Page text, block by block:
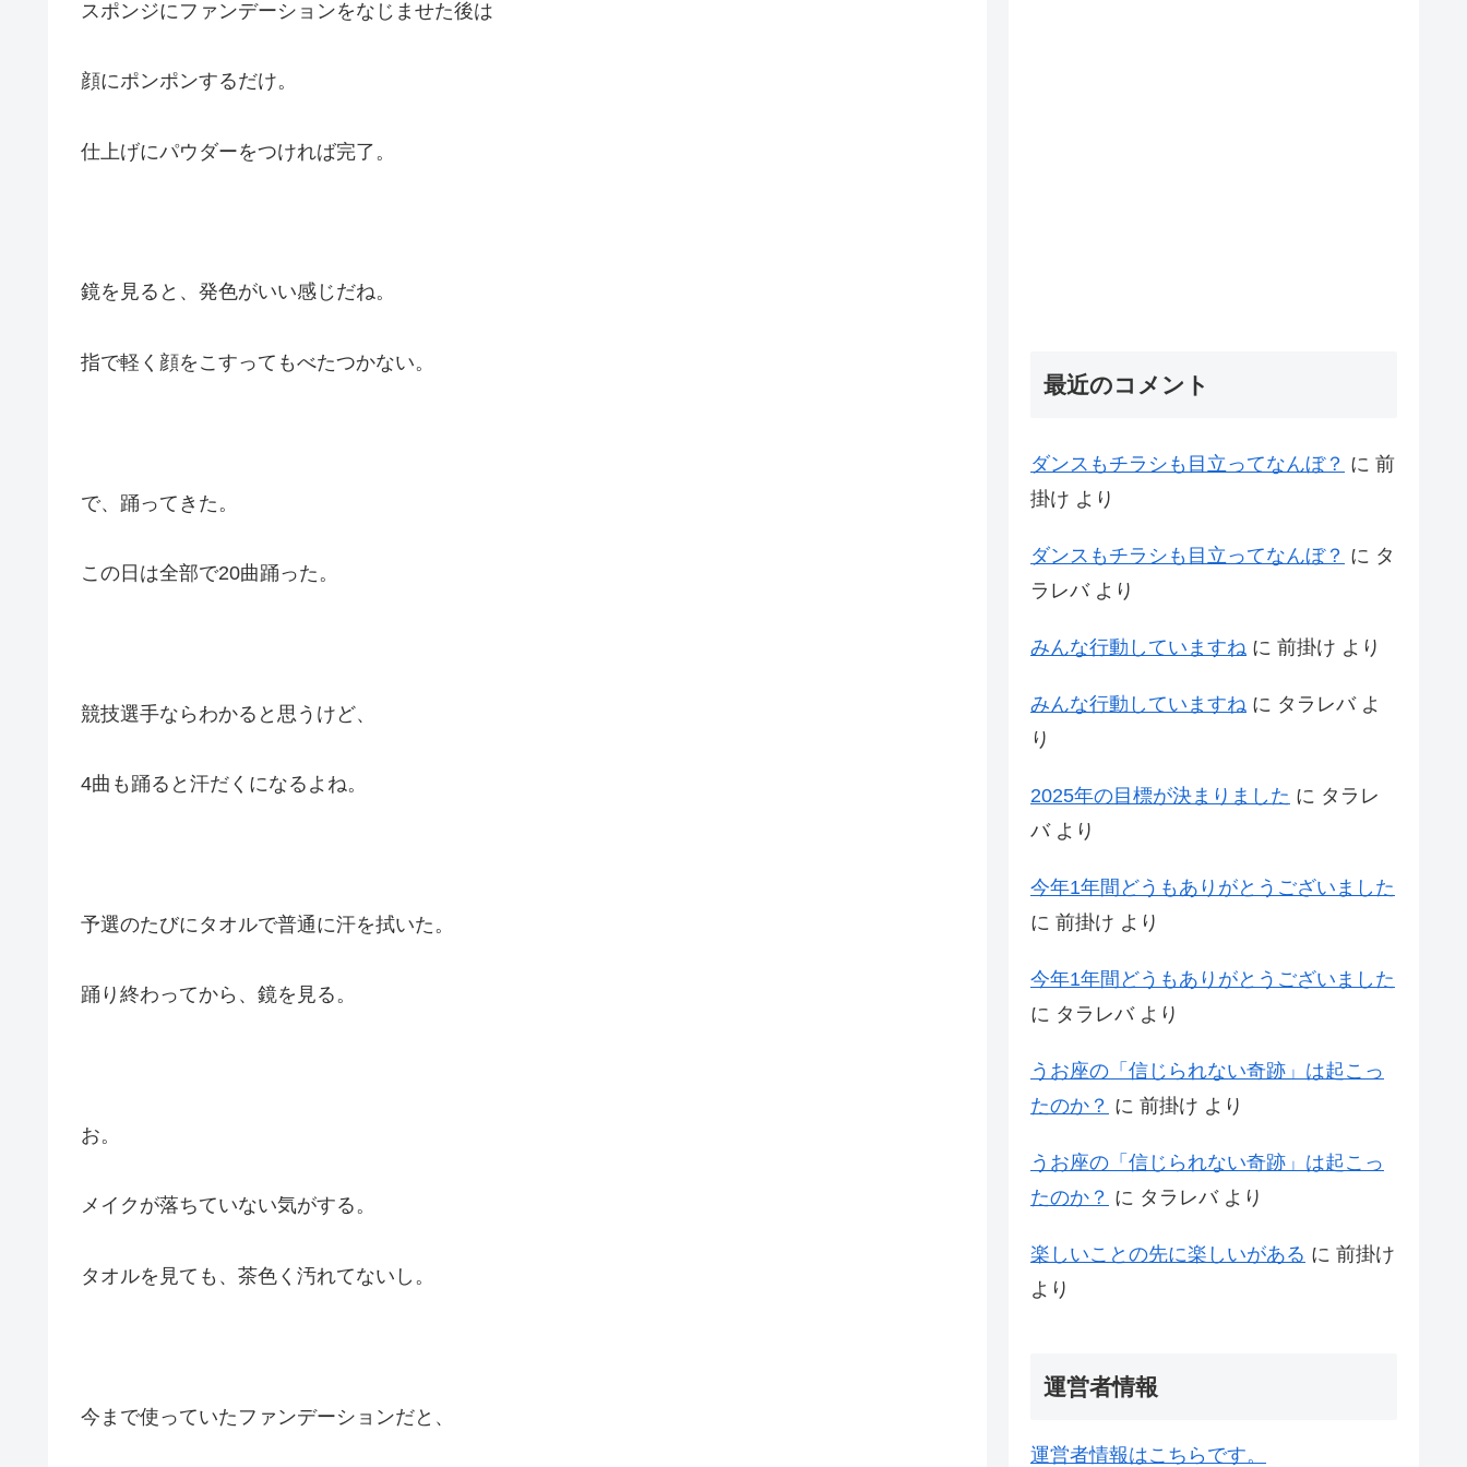
スポンジにファンデーションをなじませた後は
顔にポンポンするだけ。
仕上げにパウダーをつければ完了。
鏡を見ると、発色がいい感じだね。
指で軽く顔をこすってもべたつかない。
で、踊ってきた。
この日は全部で20曲踊った。
競技選手ならわかると思うけど、
4曲も踊ると汗だくになるよね。
予選のたびにタオルで普通に汗を拭いた。
踊り終わってから、鏡を見る。
お。
メイクが落ちていない気がする。
タオルを見ても、茶色く汚れてないし。
今まで使っていたファンデーションだと、
最近のコメント
ダンスもチラシも目立ってなんぼ？ に 前
掛け より
ダンスもチラシも目立ってなんぼ？ に タ
ラレバより
みんな行動していますね に 前掛け より
みんな行動していますね に タラレバよ
り
2025年の目標が決まりました に タラレ
バより
今年1年間どうもありがとうございました
に 前掛け より
今年1年間どうもありがとうございました
に タラレバより
うお座の「信じられない奇跡」は起こっ
たのか？ に 前掛け より
うお座の「信じられない奇跡」は起こっ
たのか？ に タラレバより
楽しいことの先に楽しいがある に 前掛け
より
運営者情報
運営者情報はこちらです。